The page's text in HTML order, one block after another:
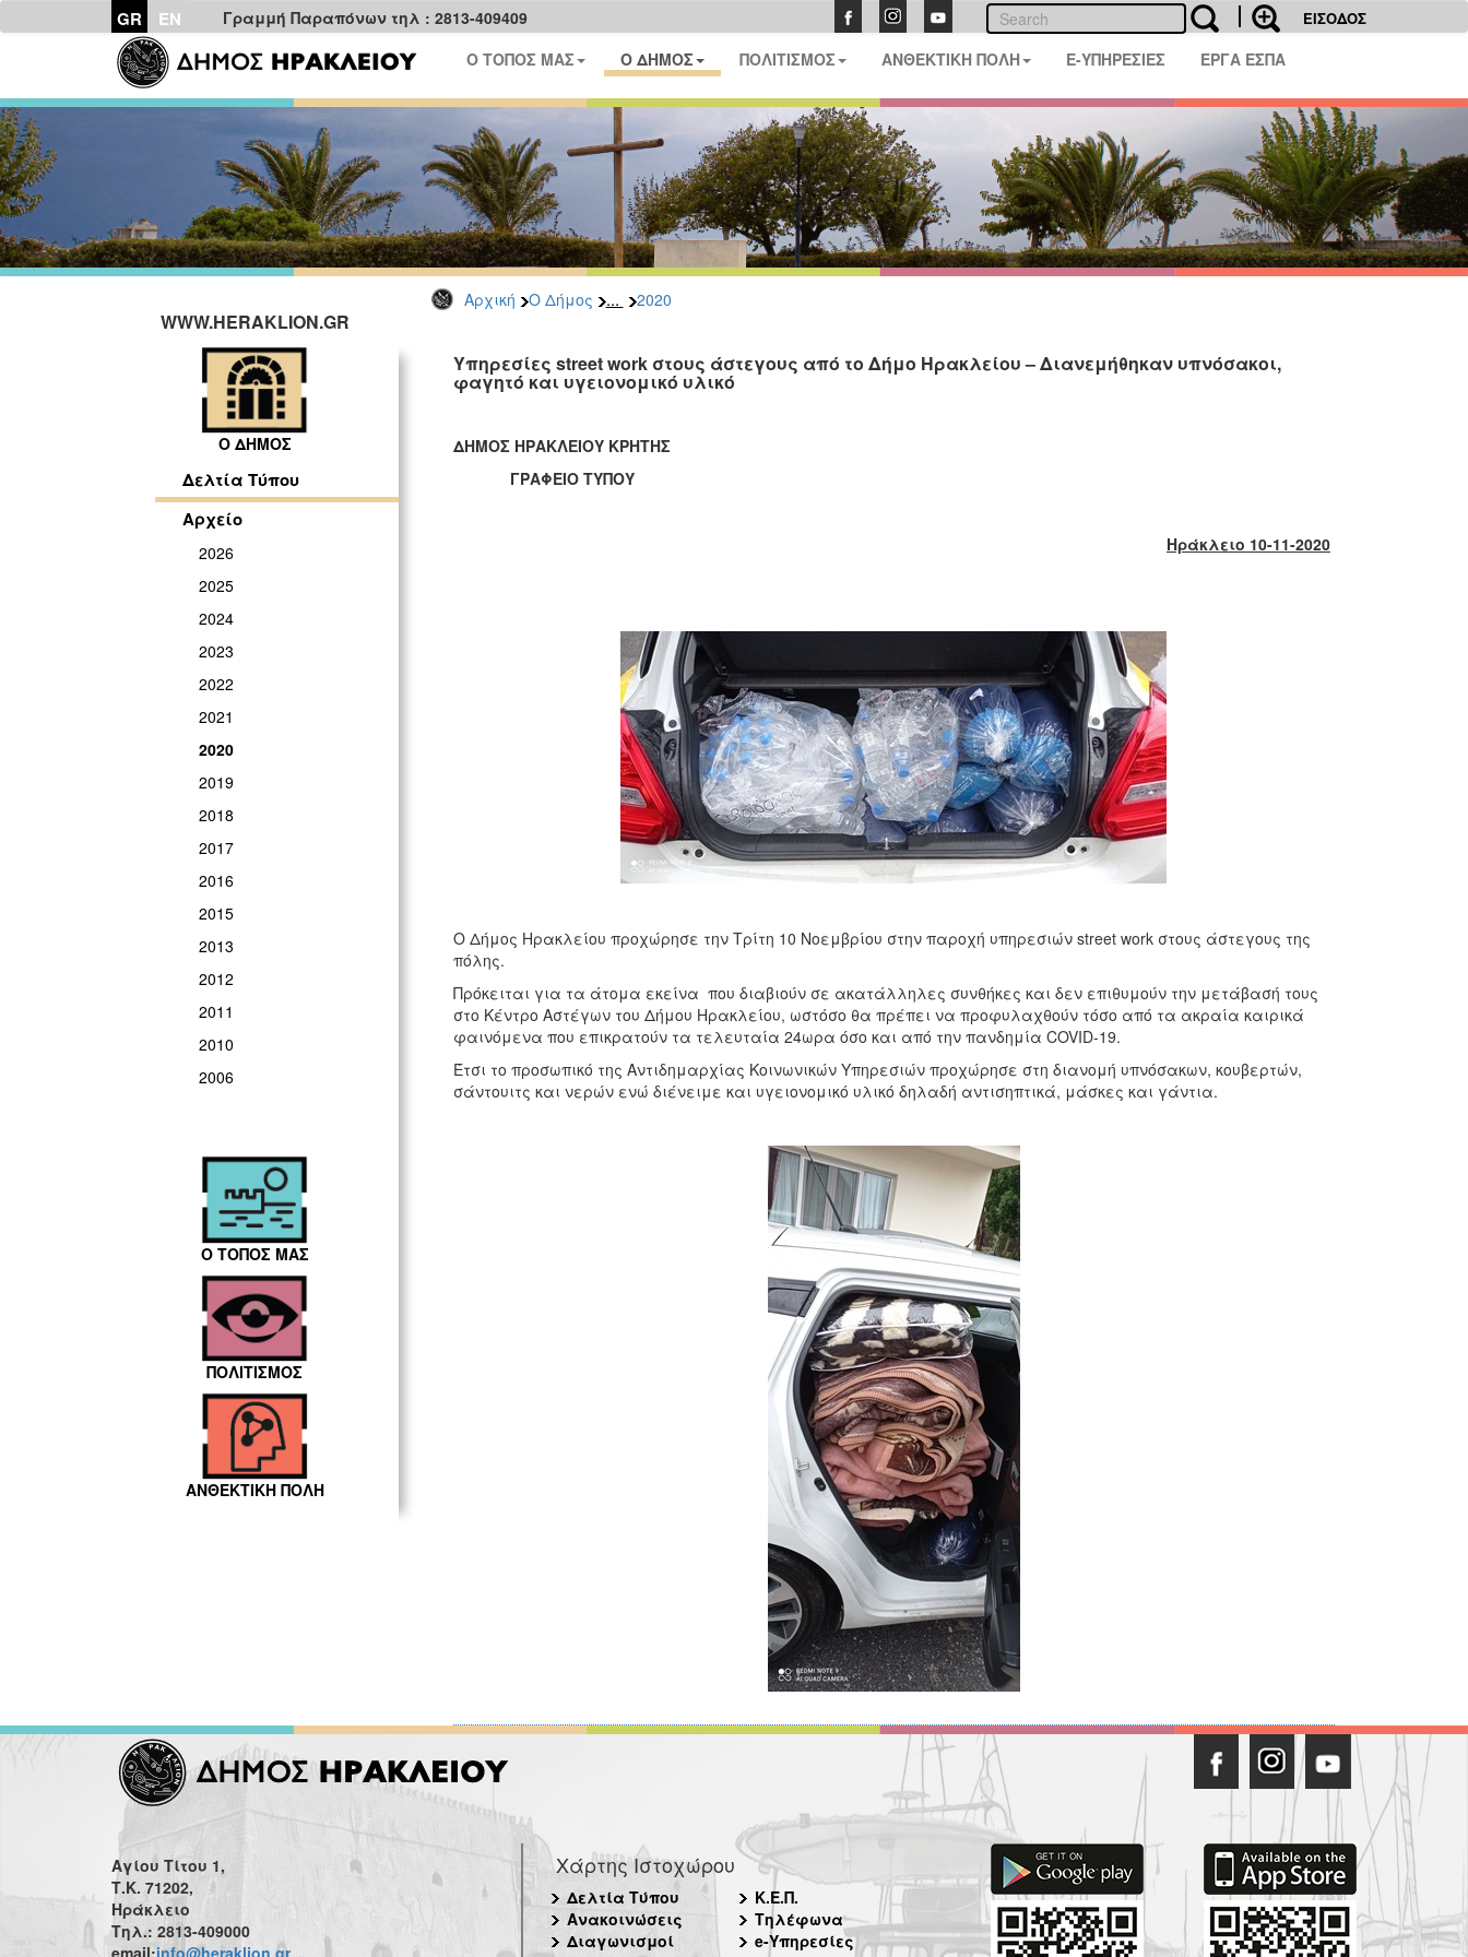
GR EN Γραμμή Παραπόνων τηλ : 2813-409409 ΕΙΣΟΔΟΣ
Ο ΤΟΠΟΣ ΜΑΣ Ο ΔΗΜΟΣ ΠΟΛΙΤΙΣΜΟΣ ΑΝΘΕΚΤΙΚΗ ΠΟΛΗ E-ΥΠΗΡΕΣΙΕΣ ΕΡΓΑ ΕΣΠΑ
Αρχική Ο Δήμος ... 2020
WWW.HERAKLION.GR
Ο ΔΗΜΟΣ
Δελτία Τύπου
Αρχείο
2026
2025
2024
2023
2022
2021
2020
2019
2018
2017
2016
2015
2013
2012
2011
2010
2006
Ο ΤΟΠΟΣ ΜΑΣ
ΠΟΛΙΤΙΣΜΟΣ
ΑΝΘΕΚΤΙΚΗ ΠΟΛΗ
Υπηρεσίες street work στους άστεγους από το Δήμο Ηρακλείου – Διανεμήθηκαν υπνόσακοι,
φαγητό και υγειονομικό υλικό
ΔΗΜΟΣ ΗΡΑΚΛΕΙΟΥ ΚΡΗΤΗΣ
ΓΡΑΦΕΙΟ ΤΥΠΟΥ
Ηράκλειο 10-11-2020
Ο Δήμος Ηρακλείου προχώρησε την Τρίτη 10 Νοεμβρίου στην παροχή υπηρεσιών street work στους άστεγους της
πόλης.
Πρόκειται για τα άτομα εκείνα που διαβιούν σε ακατάλληλες συνθήκες και δεν επιθυμούν την μετάβασή τους
στο Κέντρο Αστέγων του Δήμου Ηρακλείου, ωστόσο θα πρέπει να προφυλαχθούν τόσο από τα ακραία καιρικά
φαινόμενα που επικρατούν τα τελευταία 24ωρα όσο και από την πανδημία COVID-19.
Έτσι το προσωπικό της Αντιδημαρχίας Κοινωνικών Υπηρεσιών προχώρησε στη διανομή υπνόσακων, κουβερτών,
σάντουιτς και νερών ενώ διένειμε και υγειονομικό υλικό δηλαδή αντισηπτικά, μάσκες και γάντια.
Αγίου Τίτου 1,
Τ.Κ. 71202,
Ηράκλειο
Τηλ.: 2813-409000
email:info@heraklion.gr
Χάρτης Ιστοχώρου
Δελτία Τύπου
Ανακοινώσεις
Διαγωνισμοί
Κ.Ε.Π.
Τηλέφωνα
e-Υπηρεσίες